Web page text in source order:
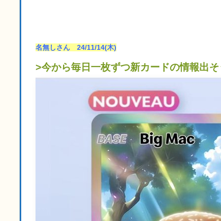
名無しさん 24/11/14(木)
>今から毎日一枚ずつ新カードの情報出